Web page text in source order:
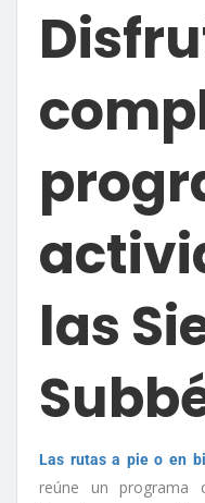
las
Las rutas a pie o en
reúne un programa